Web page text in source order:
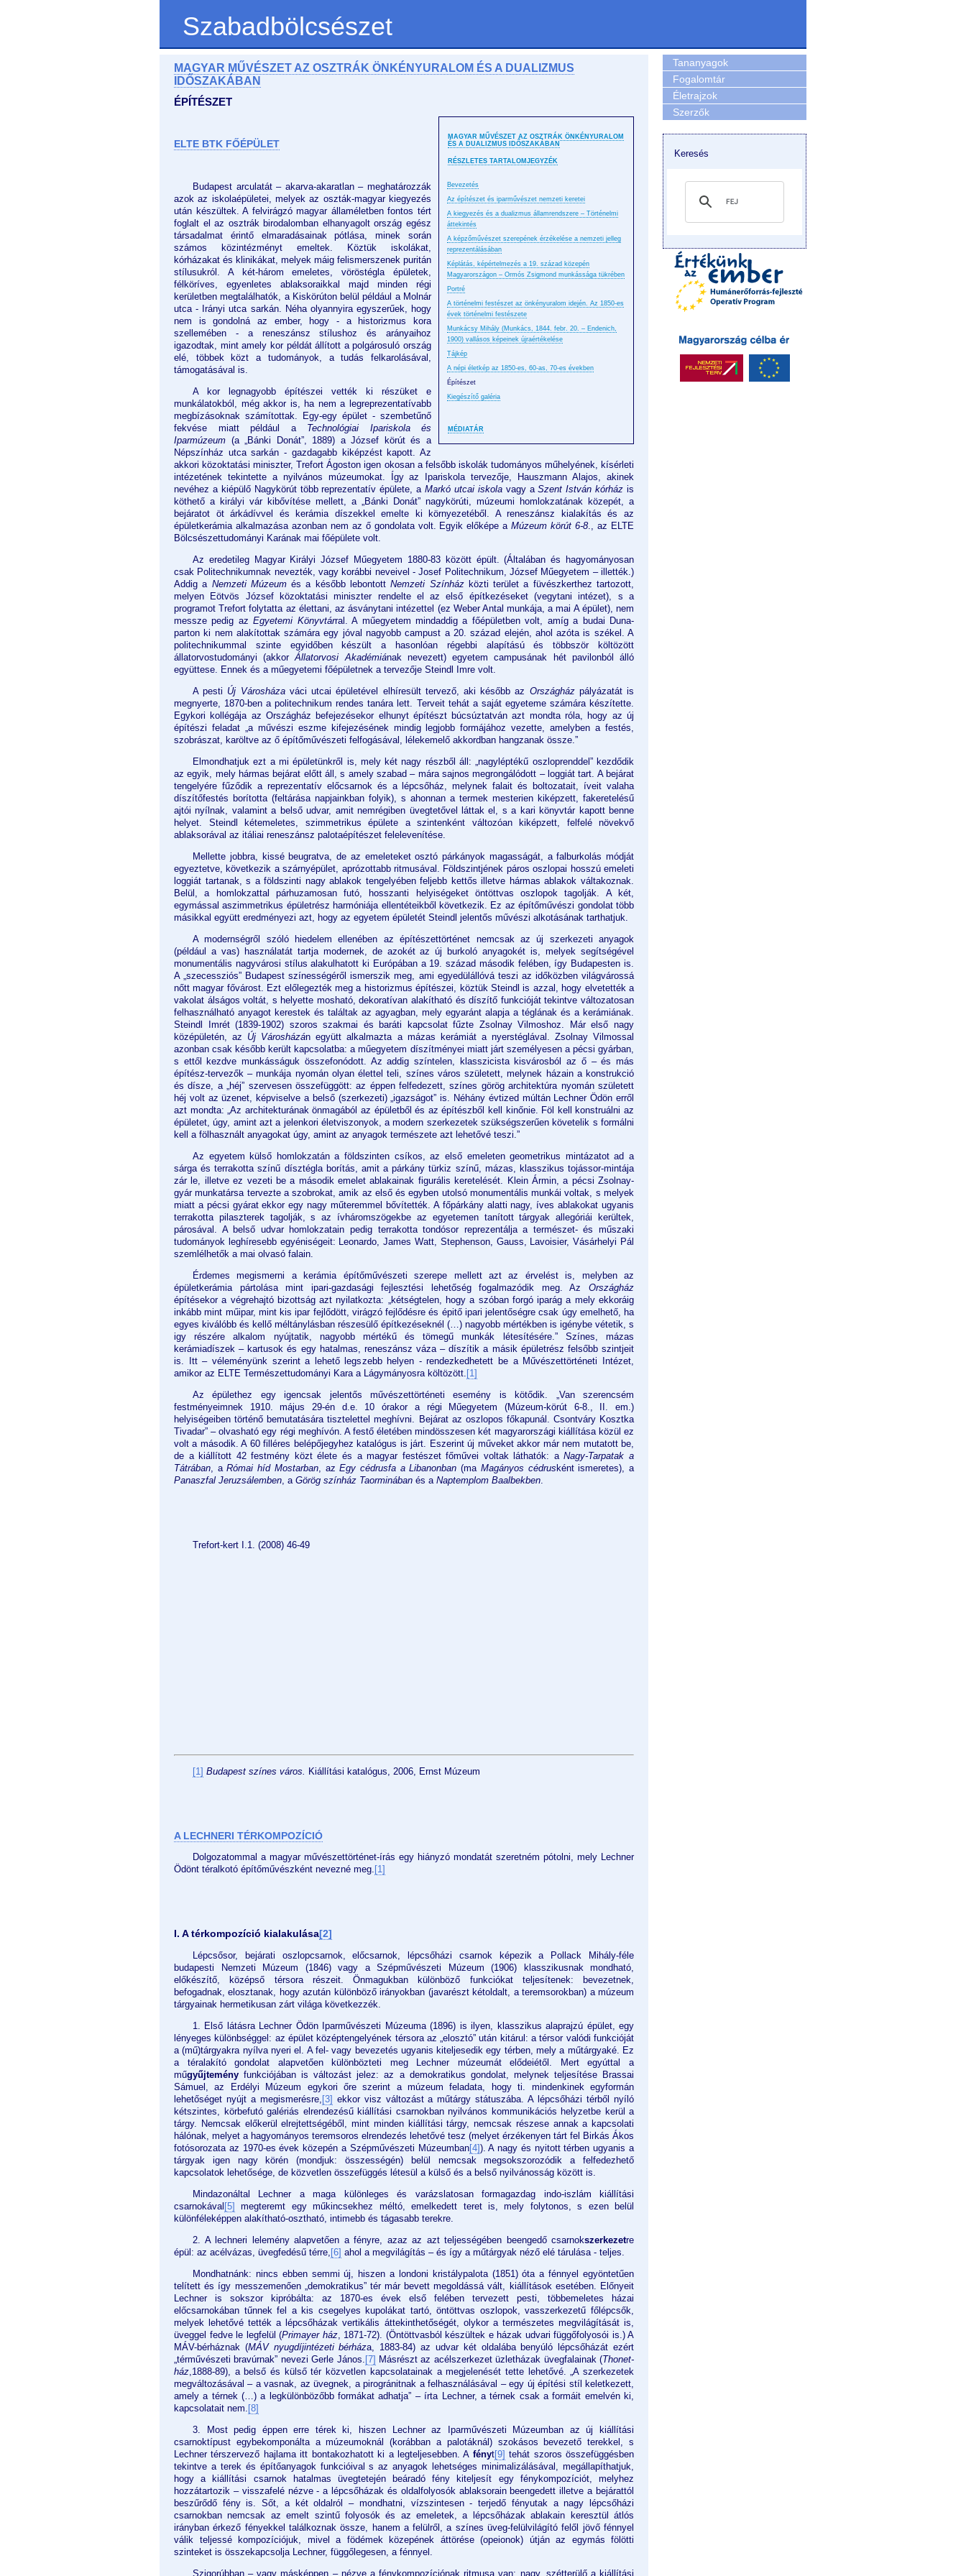
Szabadbölcsészet
MAGYAR MŰVÉSZET AZ OSZTRÁK ÖNKÉNYURALOM ÉS A DUALIZMUS
IDŐSZAKÁBAN
ÉPÍTÉSZET
MAGYAR MŰVÉSZET AZ OSZTRÁK ÖNKÉNYURALOM
ÉS A DUALIZMUS IDŐSZAKÁBAN
RÉSZLETES TARTALOMJEGYZÉK
Bevezetés
Az építészet és iparművészet nemzeti keretei
A kiegyezés és a dualizmus államrendszere – Történelmi
áttekintés
A képzőművészet szerepének érzékelése a nemzeti jelleg
reprezentálásában
Képlátás, képértelmezés a 19. század közepén
Magyarországon – Ormós Zsigmond munkássága tükrében
Portré
A történelmi festészet az önkényuralom idején. Az 1850-es
évek történelmi festészete
Munkácsy Mihály (Munkács, 1844. febr. 20. – Endenich,
1900) vallásos képeinek újraértékelése
Tájkép
A népi életkép az 1850-es, 60-as, 70-es években
Építészet
Kiegészítő galéria
MÉDIATÁR
ELTE BTK FŐÉPÜLET
Budapest arculatát – akarva-akaratlan – meghatározzák
azok az iskolaépületei, melyek az oszták-magyar kiegyezés
után készültek. A felvirágzó magyar államéletben fontos tért
foglalt el az osztrák birodalomban elhanyagolt ország egész
társadalmat érintő elmaradásainak pótlása, minek során
számos közintézményt emeltek. Köztük iskolákat,
kórházakat és klinikákat, melyek máig felismerszenek puritán
stílusukról. A két-három emeletes, vöröstégla épületek,
félköríves, egyenletes ablaksoraikkal majd minden régi
kerületben megtalálhatók, a Kiskörúton belül például a Molnár
utca - Irányi utca sarkán. Néha olyannyira egyszerűek, hogy
nem is gondolná az ember, hogy - a historizmus kora
szellemében - a reneszánsz stílushoz és arányaihoz
igazodtak, mint amely kor példát állított a polgárosuló ország
elé, többek közt a tudományok, a tudás felkarolásával,
támogatásával is.
A kor legnagyobb építészei vették ki részüket e
munkálatokból, még akkor is, ha nem a legreprezentatívabb
megbízásoknak számítottak. Egy-egy épület - szembetűnő
fekvése miatt például a Technológiai Ipariskola és
Iparmúzeum (a „Bánki Donát”, 1889) a József körút és a
Népszínház utca sarkán - gazdagabb kiképzést kapott. Az
akkori közoktatási miniszter, Trefort Ágoston igen okosan a felsőbb iskolák tudományos műhelyének, kísérleti
intézetének tekintette a nyilvános múzeumokat. Így az Ipariskola tervezője, Hauszmann Alajos, akinek
nevéhez a kiépülő Nagykörút több reprezentatív épülete, a Markó utcai iskolavagy aSzent István kórház is
köthető a királyi vár kibővítése mellett, a „Bánki Donát” nagykörúti, múzeumi homlokzatának közepét, a
bejáratot öt árkádívvel és kerámia díszekkel emelte ki környezetéből. A reneszánsz kialakítás és az
épületkerámia alkalmazása azonban nem az ő gondolata volt. Egyik előképe aMúzeum körút 6-8., az ELTE
Bölcsészettudományi Karának mai főépülete volt.
Az eredetileg Magyar Királyi József Műegyetem 1880-83 között épült. (Általában és hagyományosan
csak Politechnikumnak nevezték, vagy korábbi neveivel - Josef Politechnikum, József Műegyetem – illették.)
Addig a Nemzeti Múzeumés a később lebontottNemzeti Színházközti terület a füvészkerthez tartozott,
melyen Eötvös József közoktatási miniszter rendelte el az első építkezéseket (vegytani intézet), s a
programot Trefort folytatta az élettani, az ásványtani intézettel (ez Weber Antal munkája, a mai A épület), nem
messze pedig azEgyetemi Könyvtárral. A műegyetem mindaddig a főépületben volt, amíg a budai Duna-
parton ki nem alakítottak számára egy jóval nagyobb campust a 20. század elején, ahol azóta is székel. A
politechnikummal szinte egyidőben készült a hasonlóan régebbi alapítású és többször költözött
állatorvostudományi (akkorÁllatorvosi Akadémiának nevezett) egyetem campusának hét pavilonból álló
együttese. Ennek és a műegyetemi főépületnek a tervezője Steindl Imre volt.
A pesti Új Városházaváci utcai épületével elhíresült tervező, aki később az Országházpályázatát is
megnyerte, 1870-ben a politechnikum rendes tanára lett. Terveit tehát a saját egyeteme számára készítette.
Egykori kollégája az Országház befejezésekor elhunyt építészt búcsúztatván azt mondta róla, hogy az új
építészi feladat „a művészi eszme kifejezésének mindig legjobb formájához vezette, amelyben a festés,
szobrászat, karöltve az ő építőművészeti felfogásával, lélekemelő akkordban hangzanak össze.”
Elmondhatjuk ezt a mi épületünkről is, mely két nagy részből áll: „nagyléptékű oszloprenddel” kezdődik
az egyik, mely hármas bejárat előtt áll, s amely szabad – mára sajnos megrongálódott – loggiát tart. A bejárat
tengelyére fűződik a reprezentatív előcsarnok és a lépcsőház, melynek falait és boltozatait, íveit valaha
díszítőfestés borította (feltárása napjainkban folyik), s ahonnan a termek mesterien kiképzett, fakeretelésű
ajtói nyílnak, valamint a belső udvar, amit nemrégiben üvegtetővel láttak el, s a kari könyvtár kapott benne
helyet. Steindl kétemeletes, szimmetrikus épülete a szintenként változóan kiképzett, felfelé növekvő
ablaksorával az itáliai reneszánsz palotaépítészet felelevenítése.
Mellette jobbra, kissé beugratva, de az emeleteket osztó párkányok magasságát, a falburkolás módját
egyeztetve, következik a szárnyépület, aprózottabb ritmusával. Földszintjének páros oszlopai hosszú emeleti
loggiát tartanak, s a földszinti nagy ablakok tengelyében feljebb kettős illetve hármas ablakok váltakoznak.
Belül, a homlokzattal párhuzamosan futó, hosszanti helyiségeket öntöttvas oszlopok tagolják. A két,
egymással aszimmetrikus épületrész harmóniája ellentéteikből következik. Ez az építőművészi gondolat több
másikkal együtt eredményezi azt, hogy az egyetem épületét Steindl jelentős művészi alkotásának tarthatjuk.
A modernségről szóló hiedelem ellenében az építészettörténet nemcsak az új szerkezeti anyagok
(például a vas) használatát tartja modernek, de azokét az új burkoló anyagokét is, melyek segítségével
monumentális nagyvárosi stílus alakulhatott ki Európában a 19. század második felében, így Budapesten is.
A „szecessziós” Budapest színességéről ismerszik meg, ami egyedülállóvá teszi az időközben világvárossá
nőtt magyar fővárost. Ezt előlegezték meg a historizmus építészei, köztük Steindl is azzal, hogy elvetették a
vakolat álságos voltát, s helyette mosható, dekoratívan alakítható és díszítő funkcióját tekintve változatosan
felhasználható anyagot kerestek és találtak az agyagban, mely egyaránt alapja a téglának és a kerámiának.
Steindl Imrét (1839-1902) szoros szakmai és baráti kapcsolat fűzte Zsolnay Vilmoshoz. Már első nagy
középületén, az Új Városházán együtt alkalmazta a mázas kerámiát a nyerstéglával. Zsolnay Vilmossal
azonban csak később került kapcsolatba: a műegyetem díszítményei miatt járt személyesen a pécsi gyárban,
s ettől kezdve munkásságuk összefonódott. Az addig színtelen, klasszicista kisvárosból az ő – és más
építész-tervezők – munkája nyomán olyan élettel teli, színes város született, melynek házain a konstrukció
és dísze, a „héj” szervesen összefüggött: az éppen felfedezett, színes görög architektúra nyomán született
héj volt az üzenet, képviselve a belső (szerkezeti) „igazságot” is. Néhány évtized múltán Lechner Ödön erről
azt mondta: „Az architekturának önmagából az épületből és az építészből kell kinőnie. Föl kell konstruálni az
épületet, úgy, amint azt a jelenkori életviszonyok, a modern szerkezetek szükségszerűen követelik s formálni
kell a fölhasznált anyagokat úgy, amint az anyagok természete azt lehetővé teszi.”
Az egyetem külső homlokzatán a földszinten csíkos, az első emeleten geometrikus mintázatot ad a
sárga és terrakotta színű dísztégla borítás, amit a párkány türkiz színű, mázas, klasszikus tojássor-mintája
zár le, illetve ez vezeti be a második emelet ablakainak figurális keretelését. Klein Ármin, a pécsi Zsolnay-
gyár munkatársa tervezte a szobrokat, amik az első és egyben utolsó monumentális munkái voltak, s melyek
miatt a pécsi gyárat ekkor egy nagy műteremmel bővítették. A főpárkány alatti nagy, íves ablakokat ugyanis
terrakotta pilaszterek tagolják, s az ívháromszögekbe az egyetemen tanított tárgyak allegóriái kerültek,
párosával. A belső udvar homlokzatain pedig terrakotta tondósor reprezentálja a természet- és műszaki
tudományok leghíresebb egyéniségeit: Leonardo, James Watt, Stephenson, Gauss, Lavoisier, Vásárhelyi Pál
szemlélhetők a mai olvasó falain.
Érdemes megismerni a kerámia építőművészeti szerepe mellett azt az érvelést is, melyben az
épületkerámia pártolása mint ipari-gazdasági fejlesztési lehetőség fogalmazódik meg. Az Országház
építésekor a végrehajtó bizottság azt nyilatkozta: „kétségtelen, hogy a szóban forgó iparág a mely ekkoráig
inkább mint műipar, mint kis ipar fejlődött, virágzó fejlődésre és épitő ipari jelentőségre csak úgy emelhető, ha
egyes kiválóbb és kellő méltánylásban részesülő építkezéseknél (…) nagyobb mértékben is igénybe vétetik, s
igy részére alkalom nyújtatik, nagyobb mértékű és tömegű munkák létesítésére.” Színes, mázas
kerámiadíszek – kartusok és egy hatalmas, reneszánsz váza – díszítik a másik épületrész felsőbb szintjeit
is. Itt – véleményünk szerint a lehető legszebb helyen - rendezkedhetett be a Művészettörténeti Intézet,
amikor az ELTE Természettudományi Kara a Lágymányosra költözött. [1]
Az épülethez egy igencsak jelentős művészettörténeti esemény is kötődik. „Van szerencsém
festményeimnek 1910. május 29-én d.e. 10 órakor a régi Műegyetem (Múzeum-körút 6-8., II. em.)
helyiségeiben történő bemutatására tisztelettel meghívni. Bejárat az oszlopos főkapunál. Csontváry Kosztka
Tivadar” – olvasható egy régi meghívón. A festő életében mindösszesen két magyarországi kiállítása közül ez
volt a második. A 60 filléres belépőjegyhez katalógus is járt. Eszerint új műveket akkor már nem mutatott be,
de a kiállított 42 festmény közt élete és a magyar festészet főművei voltak láthatók: aNagy-Tarpatak a
Tátrában, aRómai híd Mostarban, azEgy cédrusfa a Libanonban (ma Magányos cédrus ként ismeretes), a
Panaszfal Jeruzsálemben, a Görög színház Taorminában és a Naptemplom Baalbekben.
Trefort-kert I.1. (2008) 46-49
[1] Budapest színes város. Kiállítási katalógus, 2006, Ernst Múzeum
A LECHNERI TÉRKOMPOZÍCIÓ
Dolgozatommal a magyar művészettörténet-írás egy hiányzó mondatát szeretném pótolni, mely Lechner
Ödönt téralkotó építőművészként nevezné meg. [1]
I. A térkompozíció kialakulása[2]
Lépcsősor, bejárati oszlopcsarnok, előcsarnok, lépcsőházi csarnok képezik a Pollack Mihály-féle
budapesti Nemzeti Múzeum (1846) vagy a Szépművészeti Múzeum (1906) klasszikusnak mondható,
előkészítő, középső térsora részeit. Önmagukban különböző funkciókat teljesítenek: bevezetnek,
befogadnak, elosztanak, hogy azután különböző irányokban (javarészt kétoldalt, a teremsorokban) a múzeum
tárgyainak hermetikusan zárt világa következzék.
1. Első látásra Lechner Ödön Iparművészeti Múzeuma (1896) is ilyen, klasszikus alaprajzú épület, egy
lényeges különbséggel: az épület középtengelyének térsora az „elosztó” után kitárul: a térsor valódi funkcióját
a (mű)tárgyakra nyílva nyeri el. A fel- vagy bevezetés ugyanis kiteljesedik egy térben, mely a műtárgyaké. Ez
a téralakító gondolat alapvetően különbözteti meg Lechner múzeumát elődeiétől. Mert egyúttal a
műgyűjtemény funkciójában is változást jelez: az a demokratikus gondolat, melynek teljesítése Brassai
Sámuel, az Erdélyi Múzeum egykori őre szerint a múzeum feladata, hogy ti. mindenkinek egyformán
lehetőséget nyújt a megismerésre, [3] ekkor visz változást a műtárgy státuszába. A lépcsőházi térből nyíló
kétszintes, körbefutó galériás elrendezésű kiállítási csarnokban nyilvános kommunikációs helyzetbe kerül a
tárgy. Nemcsak előkerül elrejtettségéből, mint minden kiállítási tárgy, nemcsak részese annak a kapcsolati
hálónak, melyet a hagyományos teremsoros elrendezés lehetővé tesz (melyet érzékenyen tárt fel Birkás Ákos
fotósorozata az 1970-es évek közepén a Szépművészeti Múzeumban[4]). A nagy és nyitott térben ugyanis a
tárgyak igen nagy körén (mondjuk: összességén) belül nemcsak megsokszorozódik a felfedezhető
kapcsolatok lehetősége, de közvetlen összefüggés létesül a külső és a belső nyilvánosság között is.
Mindazonáltal Lechner a maga különleges és varázslatosan formagazdag indo-iszlám kiállítási
csarnokával [5]
megteremt egy műkincsekhez méltó, emelkedett teret is, mely folytonos, s ezen belül
különféleképpen alakítható-osztható, intimebb és tágasabb terekre.
2. A lechneri lelemény alapvetően a fényre, azaz az azt teljességében beengedő csarnokszerkezetre
épül: az acélvázas, üvegfedésű térre, [6] ahol a megvilágítás – és így a műtárgyak néző elé tárulása - teljes.
Mondhatnánk: nincs ebben semmi új, hiszen a londoni kristálypalota (1851) óta a fénnyel egyöntetűen
telített és így messzemenően „demokratikus” tér már bevett megoldássá vált, kiállítások esetében. Előnyeit
Lechner is sokszor kipróbálta: az 1870-es évek első felében tervezett pesti, többemeletes házai
előcsarnokában tűnnek fel a kis csegelyes kupolákat tartó, öntöttvas oszlopok, vasszerkezetű főlépcsők,
melyek lehetővé tették a lépcsőházak vertikális áttekinthetőségét, olykor a természetes megvilágítását is,
üveggel fedve le legfelül (Primayer ház, 1871-72). (Öntöttvasból készültek e házak udvari függőfolyosói is.) A
MÁV-bérháznak (MÁV nyugdíjintézeti bérháza, 1883-84) az udvar két oldalába benyúló lépcsőházát ezért
„térművészeti bravúrnak” nevezi Gerle János. [7] Másrészt az acélszerkezet üzletházak üvegfalainak (Thonet-
ház,1888-89), a belső és külső tér közvetlen kapcsolatainak a megjelenését tette lehetővé. „A szerkezetek
megváltozásával – a vasnak, az üvegnek, a pirogránitnak a felhasználásával – egy új építési stíl keletkezett,
amely a térnek (…) a legkülönbözőbb formákat adhatja” – írta Lechner, a térnek csak a formáit emelvén ki,
kapcsolatait nem. [8]
3. Most pedig éppen erre térek ki, hiszen Lechner az Iparművészeti Múzeumban az új kiállítási
csarnoktípust egybekomponálta a múzeumoknál (korábban a palotáknál) szokásos bevezető terekkel, s
Lechner térszervező hajlama itt bontakozhatott ki a legteljesebben. A fényt[9] tehát szoros összefüggésben
tekintve a terek és építőanyagok funkcióival s az anyagok lehetséges minimalizálásával, megállapíthatjuk,
hogy a kiállítási csarnok hatalmas üvegtetején beáradó fény kiteljesít egy fénykompozíciót, melyhez
hozzátartozik – visszafelé nézve - a lépcsőházak és oldalfolyosók ablaksorain beengedett illetve a bejárattól
beszűrődő fény is. Sőt, a két oldalról – mondhatni, vízszintesen - terjedő fényutak a nagy lépcsőházi
csarnokban nemcsak az emelt szintű folyosók és az emeletek, a lépcsőházak ablakain keresztül átlós
irányban érkező fényekkel találkoznak össze, hanem a felülről, a színes üveg-felülvilágító felől jövő fénnyel
válik teljessé kompozíciójuk, mivel a födémek közepének áttörése (opeionok) útján az egymás fölötti
szinteket is összekapcsolja Lechner, függőlegesen, a fénnyel.
Szigorúbban – vagy másképpen – nézve a fénykompozíciónak ritmusa van: nagy, szétterülő a kiállítási
Tananyagok
Fogalomtár
Életrajzok
Szerzők
Keresés